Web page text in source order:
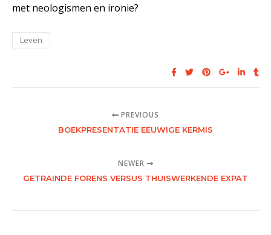
met neologismen en ironie?
Leven
PREVIOUS
BOEKPRESENTATIE EEUWIGE KERMIS
NEWER
GETRAINDE FORENS VERSUS THUISWERKENDE EXPAT